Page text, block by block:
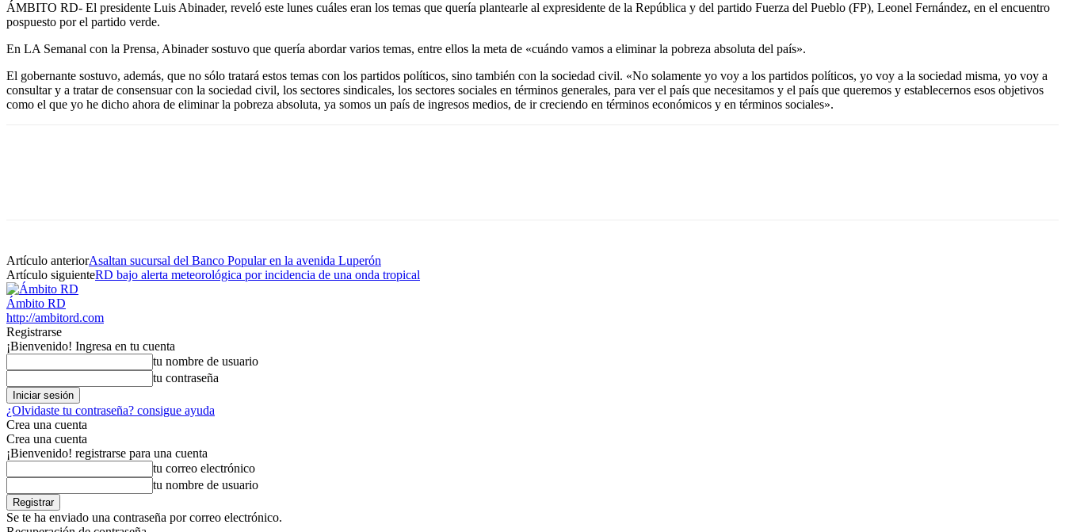
ÁMBITO RD- El presidente Luis Abinader, reveló este lunes cuáles eran los temas que quería plantearle al expresidente de la República y del partido Fuerza del Pueblo (FP), Leonel Fernández, en el encuentro
pospuesto por el partido verde.
En LA Semanal con la Prensa, Abinader sostuvo que quería abordar varios temas, entre ellos la meta de «cuándo vamos a eliminar la pobreza absoluta del país».
El gobernante sostuvo, además, que no sólo tratará estos temas con los partidos políticos, sino también con la sociedad civil. «No solamente yo voy a los partidos políticos, yo voy a la sociedad misma, yo voy a
consultar y a tratar de consensuar con la sociedad civil, los sectores sindicales, los sectores sociales en términos generales, para ver el país que necesitamos y el país que queremos y establecernos esos objetivos
como el que yo he dicho ahora de eliminar la pobreza absoluta, ya somos un país de ingresos medios, de ir creciendo en términos económicos y en términos sociales».
Artículo anteriorAsaltan sucursal del Banco Popular en la avenida Luperón
Artículo siguienteRD bajo alerta meteorológica por incidencia de una onda tropical
Ámbito RD
http://ambitord.com
Registrarse
¡Bienvenido! Ingresa en tu cuenta
tu nombre de usuario
tu contraseña
¿Olvidaste tu contraseña? consigue ayuda
Crea una cuenta
Crea una cuenta
¡Bienvenido! registrarse para una cuenta
tu correo electrónico
tu nombre de usuario
Se te ha enviado una contraseña por correo electrónico.